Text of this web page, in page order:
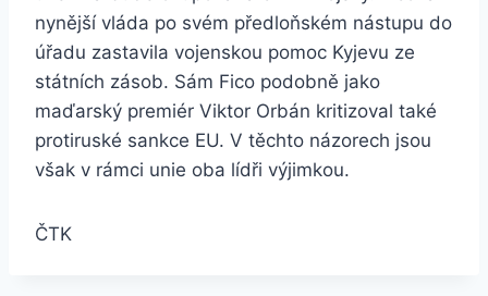
nynější vláda po svém předloňském nástupu do
úřadu zastavila vojenskou pomoc Kyjevu ze
státních zásob. Sám Fico podobně jako
maďarský premiér Viktor Orbán kritizoval také
protiruské sankce EU. V těchto názorech jsou
však v rámci unie oba lídři výjimkou.
ČTK